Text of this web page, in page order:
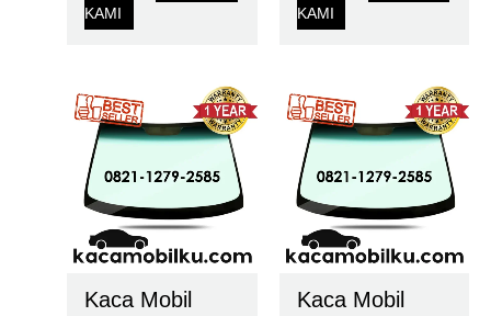
KAMI
KAMI
Kaca Mobil
Kaca Mobil